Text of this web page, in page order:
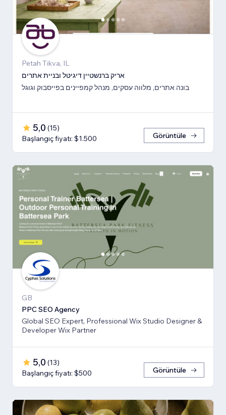
Petah Tikva, IL
אריק ברנשטיין דיגיטל ובניית אתרים
בונה אתרים, מלווה עסקים, מנהל קמפיינים בפייסבוק וגוגל
5,0 (15)
Başlangıç fiyatı: $1.500
Görüntüle
GB
PPC SEO Agency
Global SEO Expert, Professional Wix Studio Designer &
Developer Wix Partner
5,0 (13)
Başlangıç fiyatı: $500
Görüntüle